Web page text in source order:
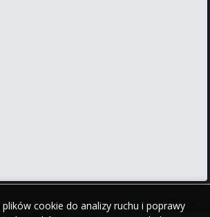
cookie do analizy ruchu i poprawy
• Translations info•Contact•iPhone